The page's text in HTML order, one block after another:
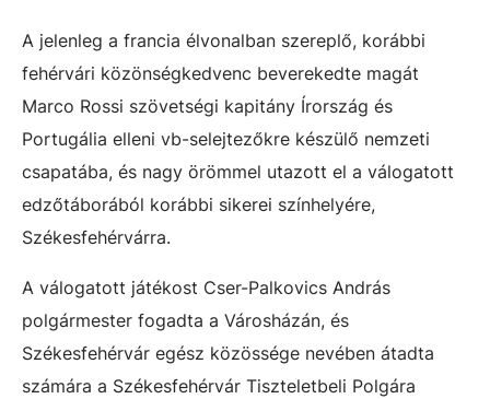
A jelenleg a francia élvonalban szereplő, korábbi
fehérvári közönségkedvenc beverekedte magát
Marco Rossi szövetségi kapitány Írország és
Portugália elleni vb-selejtezőkre készülő nemzeti
csapatába, és nagy örömmel utazott el a válogatott
edzőtáborából korábbi sikerei színhelyére,
Székesfehérvárra.
A válogatott játékost Cser-Palkovics András
polgármester fogadta a Városházán, és
Székesfehérvár egész közössége nevében átadta
számára a Székesfehérvár Tiszteletbeli Polgára